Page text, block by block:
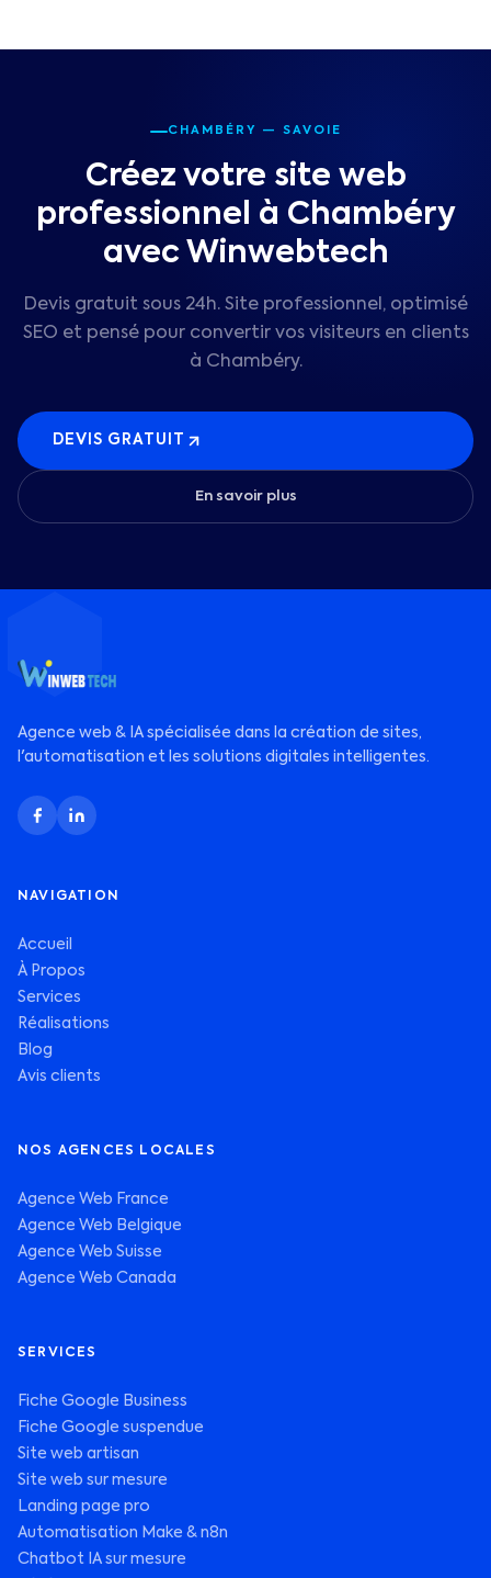
CHAMBÉRY — SAVOIE
Créez votre site web
professionnel à Chambéry
avec Winwebtech
Devis gratuit sous 24h. Site professionnel, optimisé
SEO et pensé pour convertir vos visiteurs en clients
à Chambéry.
DEVIS GRATUIT
En savoir plus
Agence web & IA spécialisée dans la création de sites,
l'automatisation et les solutions digitales intelligentes.
NAVIGATION
Accueil
À Propos
Services
Réalisations
Blog
Avis clients
NOS AGENCES LOCALES
Agence Web France
Agence Web Belgique
Agence Web Suisse
Agence Web Canada
SERVICES
Fiche Google Business
Fiche Google suspendue
Site web artisan
Site web sur mesure
Landing page pro
Automatisation Make & n8n
Chatbot IA sur mesure